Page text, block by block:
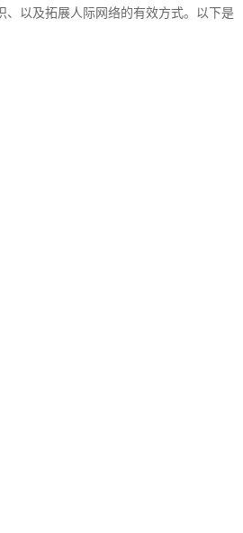
以及拓展人际网络的有效方式。以下是